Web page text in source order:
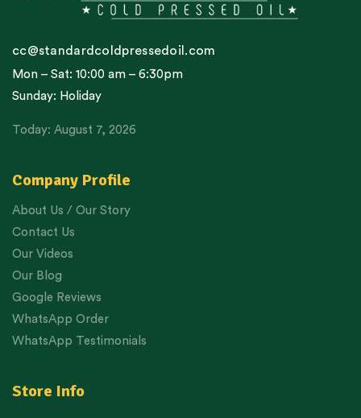
Company Profile
About Us / Our Story
Contact Us
Our Videos
Our Blog
Google Reviews
WhatsApp Order
WhatsApp Testimonials
Store Info
cc@standardcoldpressedoil.com
Mon – Sat: 10:00 am – 6:30pm
Sunday: Holiday
Today: August 7, 2026